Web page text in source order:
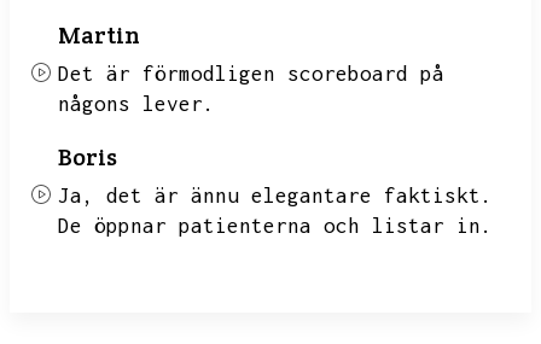
Martin
Det är förmodligen scoreboard på
någons lever.
Boris
Ja,
det är ännu elegantare faktiskt.
De öppnar patienterna och listar in.